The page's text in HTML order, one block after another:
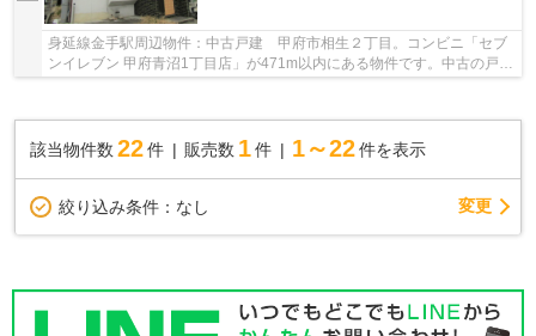
身延線金手駅周辺物件：中古戸建 甲府市相生２丁目。コンビニ「セブ
ンイレブン 甲府青沼1丁目店」が471m以内にある物件です。中古の戸建
該当物件数 22件 販売数 1 件 1～22 件を表示
絞り込み条件： なし 変更